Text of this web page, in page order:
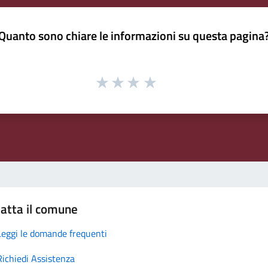
sono chiare le informazioni su questa
il comune
le domande frequenti
Assistenza